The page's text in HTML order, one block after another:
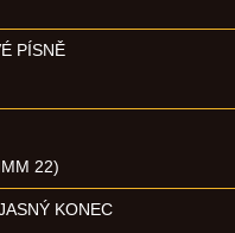
PÍSNĚ
22)
KONEC